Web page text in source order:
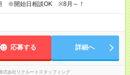
期 ※開始日相談OK ※8月～！
応募する 詳細へ
式会社リクルートスタッフィング